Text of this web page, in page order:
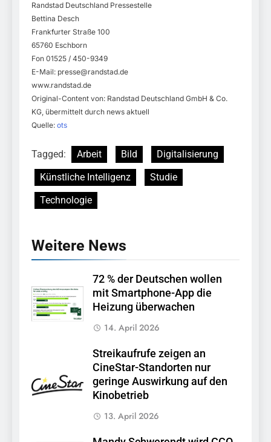
Randstad Deutschland Pressestelle
Bettina Desch
Frankfurter Straße 100
65760 Eschborn
Fon 01525 / 450-9349
E-Mail: presse@randstad.de
www.randstad.de
Original-Content von: Randstad Deutschland GmbH & Co.
KG, übermittelt durch news aktuell
Quelle: ots
Tagged: Arbeit Bild
Digitalisierung
Künstliche Intelligenz
Studie
Technologie
Weitere News
72 % der Deutschen wollen
mit Smartphone-App die
Heizung überwachen
14. April 2026
Streikaufrufe zeigen an
CineStar-Standorten nur
geringe Auswirkung auf den
Kinobetrieb
13. April 2026